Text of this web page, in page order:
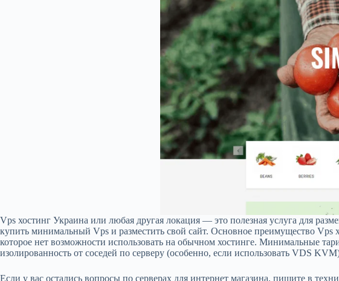
Vps хостинг Украина или любая другая локация — это полезная услуга для
купить минимальный Vps и разместить свой сайт. Основное преимущество Vps
которое нет возможности использовать на обычном хостинге. Минимальные
изолированность от соседей по серверу (особенно, если использовать VDS
Если у вас остались вопросы по серверах для интернет магазина, пишите в